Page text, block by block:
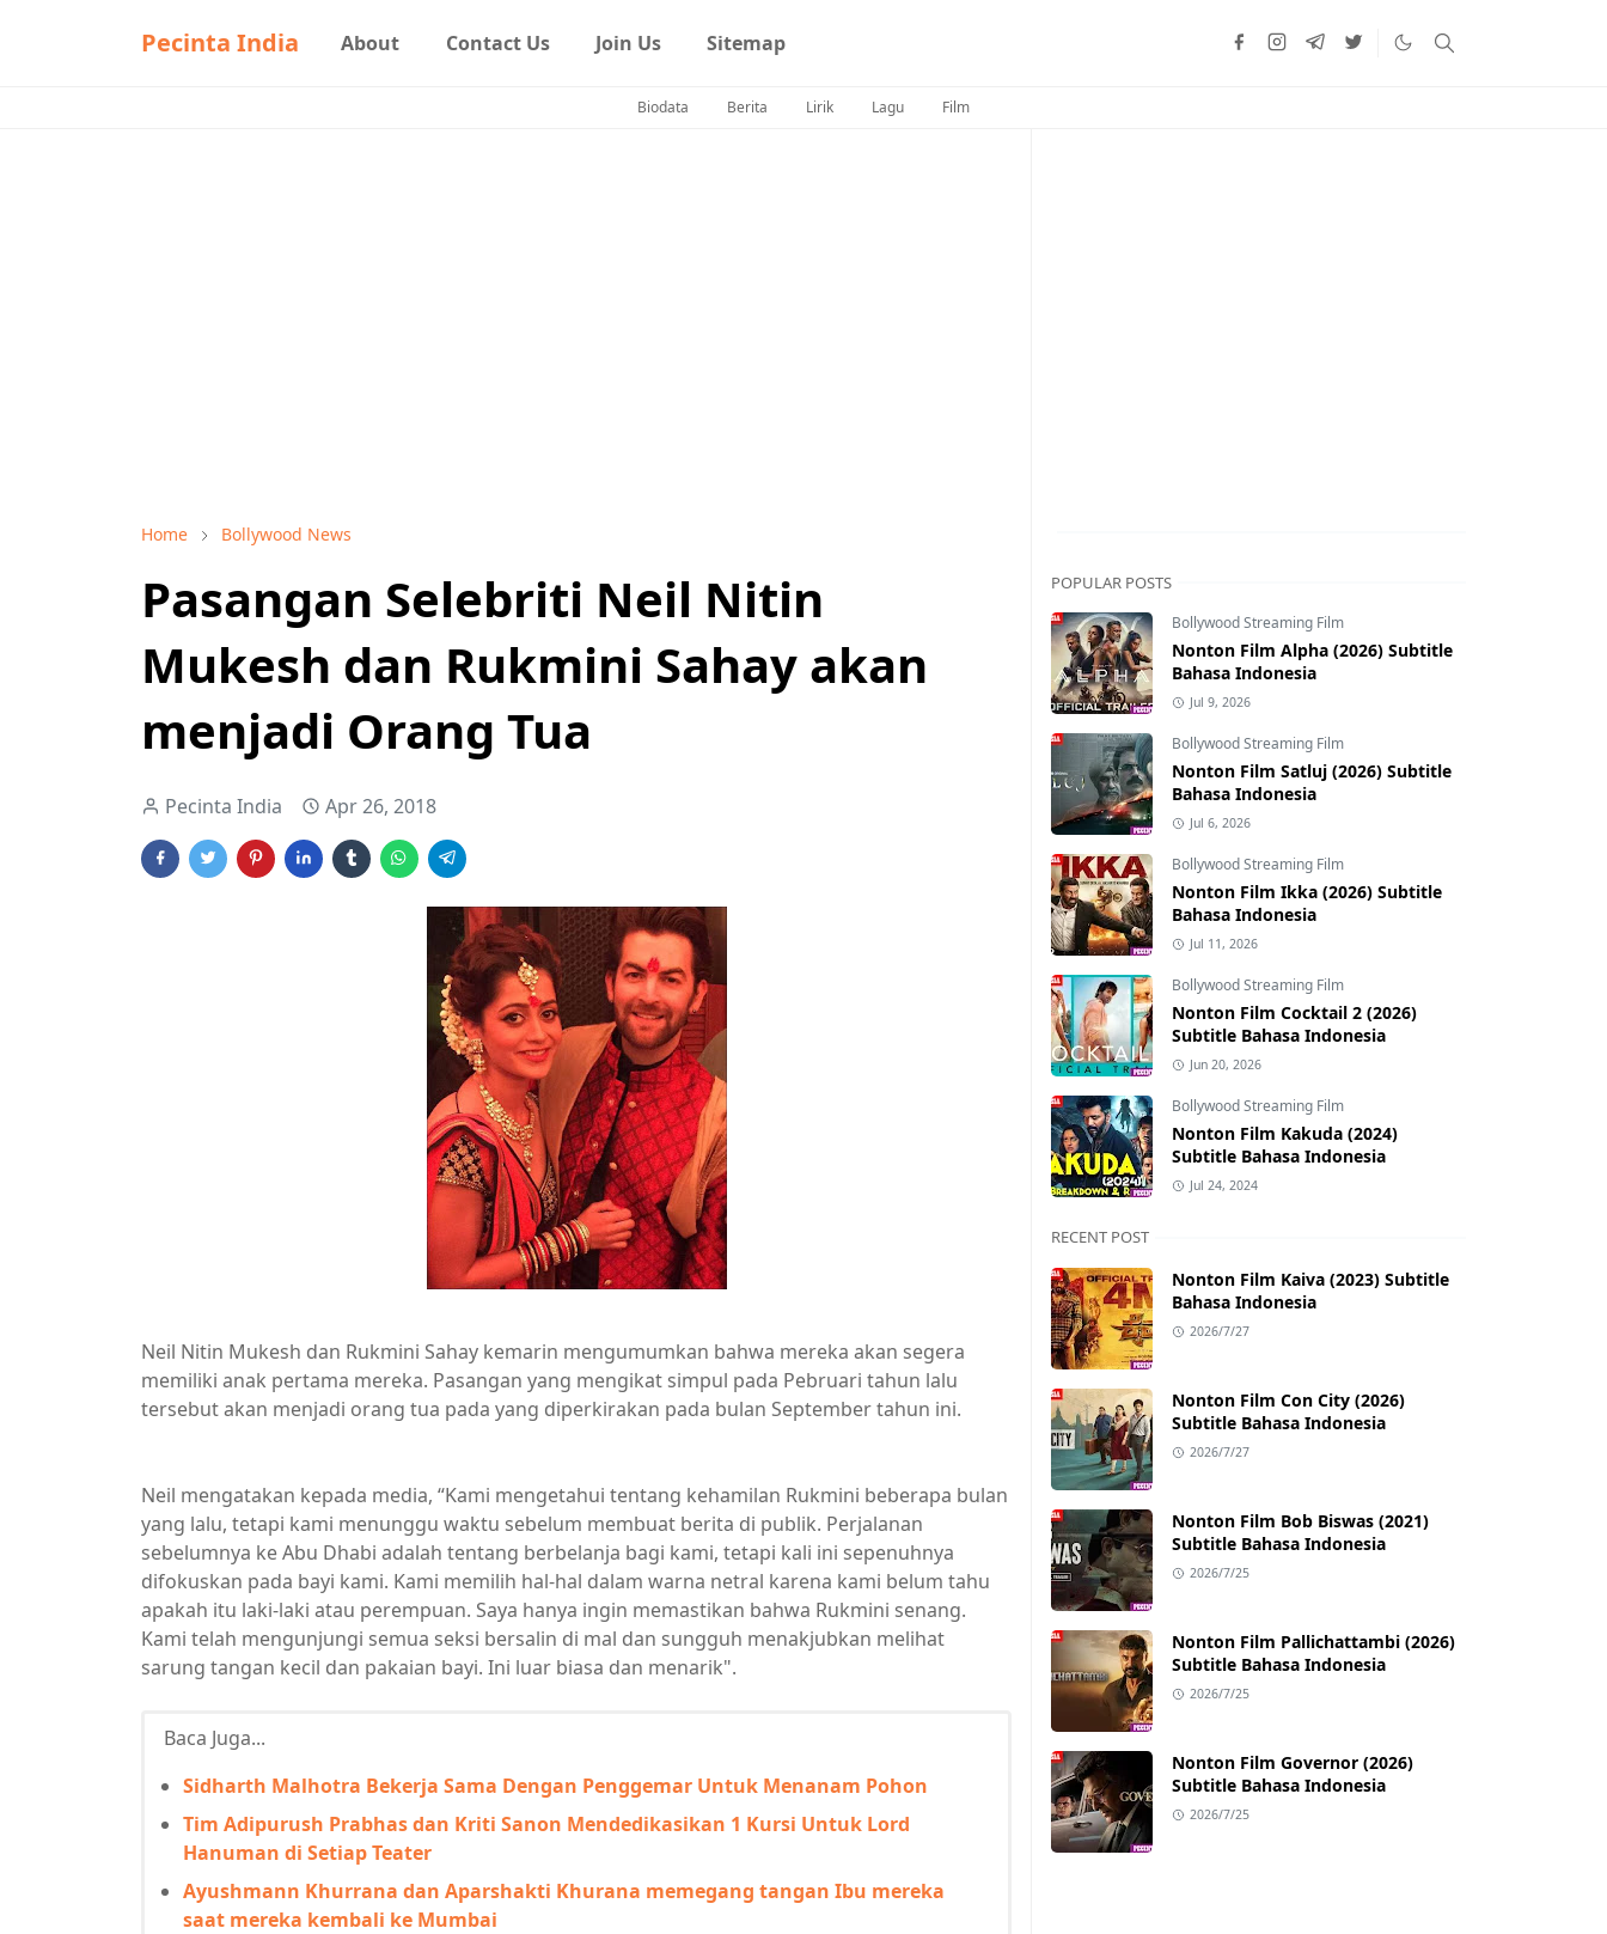
Pecinta India About Contact Us Join Us Sitemap
Biodata Berita Lirik Lagu Film
Home Bollywood News
Pasangan Selebriti Neil Nitin
Mukesh dan Rukmini Sahay akan
menjadi Orang Tua
Pecinta India Apr 26, 2018
Neil Nitin Mukesh dan Rukmini Sahay kemarin mengumumkan bahwa mereka akan segera
memiliki anak pertama mereka. Pasangan yang mengikat simpul pada Pebruari tahun lalu
tersebut akan menjadi orang tua pada yang diperkirakan pada bulan September tahun ini.
Neil mengatakan kepada media, “Kami mengetahui tentang kehamilan Rukmini beberapa bulan
yang lalu, tetapi kami menunggu waktu sebelum membuat berita di publik. Perjalanan
sebelumnya ke Abu Dhabi adalah tentang berbelanja bagi kami, tetapi kali ini sepenuhnya
difokuskan pada bayi kami. Kami memilih hal-hal dalam warna netral karena kami belum tahu
apakah itu laki-laki atau perempuan. Saya hanya ingin memastikan bahwa Rukmini senang.
Kami telah mengunjungi semua seksi bersalin di mal dan sungguh menakjubkan melihat
sarung tangan kecil dan pakaian bayi. Ini luar biasa dan menarik".
Baca Juga...
Sidharth Malhotra Bekerja Sama Dengan Penggemar Untuk Menanam Pohon
Tim Adipurush Prabhas dan Kriti Sanon Mendedikasikan 1 Kursi Untuk Lord
Hanuman di Setiap Teater
Ayushmann Khurrana dan Aparshakti Khurana memegang tangan Ibu mereka
saat mereka kembali ke Mumbai
POPULAR POSTS
Bollywood Streaming Film
Nonton Film Alpha (2026) Subtitle
Bahasa Indonesia
Jul 9, 2026
Bollywood Streaming Film
Nonton Film Satluj (2026) Subtitle
Bahasa Indonesia
Jul 6, 2026
Bollywood Streaming Film
Nonton Film Ikka (2026) Subtitle
Bahasa Indonesia
Jul 11, 2026
Bollywood Streaming Film
Nonton Film Cocktail 2 (2026)
Subtitle Bahasa Indonesia
Jun 20, 2026
Bollywood Streaming Film
Nonton Film Kakuda (2024)
Subtitle Bahasa Indonesia
Jul 24, 2024
RECENT POST
Nonton Film Kaiva (2023) Subtitle
Bahasa Indonesia
2026/7/27
Nonton Film Con City (2026)
Subtitle Bahasa Indonesia
2026/7/27
Nonton Film Bob Biswas (2021)
Subtitle Bahasa Indonesia
2026/7/25
Nonton Film Pallichattambi (2026)
Subtitle Bahasa Indonesia
2026/7/25
Nonton Film Governor (2026)
Subtitle Bahasa Indonesia
2026/7/25